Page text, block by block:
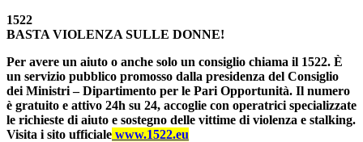
1522
BASTA VIOLENZA SULLE DONNE!
Per avere un aiuto o anche solo un consiglio chiama il 1522. È
un servizio pubblico promosso dalla presidenza del Consiglio
dei Ministri – Dipartimento per le Pari Opportunità. Il numero
è gratuito e attivo 24h su 24, accoglie con operatrici specializzate
le richieste di aiuto e sostegno delle vittime di violenza e stalking.
Visita i sito ufficiale www.1522.eu